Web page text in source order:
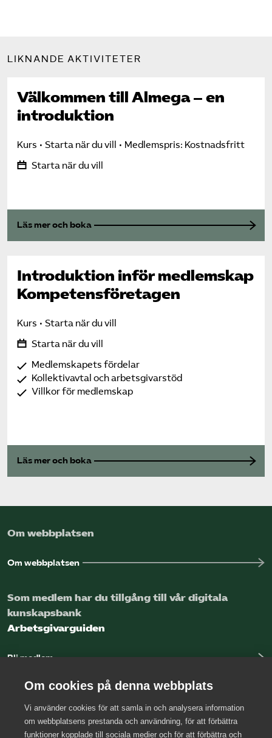
LIKNANDE AKTIVITETER
Välkommen till Almega – en
introduktion
Kurs Starta när du vill
Medlemspris: Kostnadsfritt
Starta när du vill
Läs mer och boka
Introduktion inför medlemskap
Kompetens­företagen
Kurs
Starta när du vill
Starta när du vill
Medlemskapets fördelar
Kollektivavtal och arbetsgivarstöd
Villkor för medlemskap
Läs mer och boka
Om webbplatsen
Om webbplatsen
Som medlem har du tillgång till vår digitala
kunskapsbank
Arbetsgivarguiden
Bli medlem
Kontakta oss
Om cookies på denna webbplats
Vi använder cookies för att samla in och analysera information
om webbplatsens prestanda och användning, för att förbättra
funktioner kopplade till sociala medier och för att förbättra och